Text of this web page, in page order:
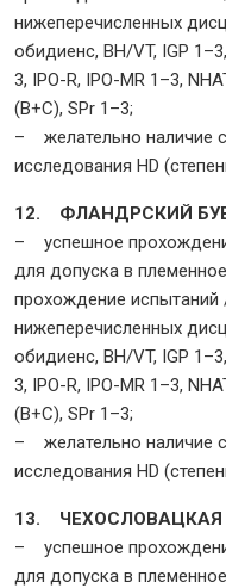
нижеперечисленных
обидиенс, BH/VT, IGP
3, IPO-R, IPO-MR 1–3,
(B+C), SPr 1–3;
– желательно наличие
исследования HD
12. ФЛАНДРСКИЙ
– успешное
для допуска в
прохождение испытаний
нижеперечисленных
обидиенс, BH/VT, IGP
3, IPO-R, IPO-MR 1–3,
(B+C), SPr 1–3;
– желательно наличие
исследования HD
13. ЧЕХОСЛОВАЦКАЯ
– успешное
для допуска в